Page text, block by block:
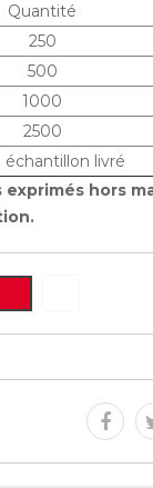
Quantité
250
500
1000
2500
échantillon livré
exprimés hors